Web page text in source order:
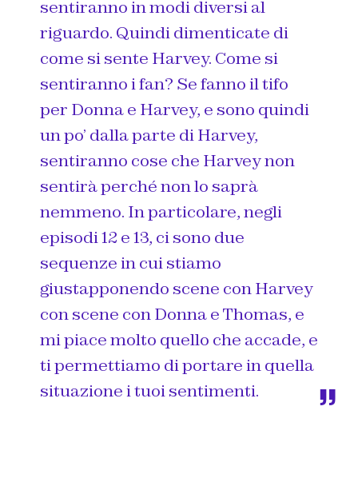
sentiranno in modi diversi al
riguardo. Quindi dimenticate di
come si sente Harvey. Come si
sentiranno i fan? Se fanno il tifo
per Donna e Harvey, e sono quindi
un po’ dalla parte di Harvey,
sentiranno cose che Harvey non
sentirà perché non lo saprà
nemmeno. In particolare, negli
episodi 12 e 13, ci sono due
sequenze in cui stiamo
giustapponendo scene con Harvey
con scene con Donna e Thomas, e
mi piace molto quello che accade, e
ti permettiamo di portare in quella
situazione i tuoi sentimenti.